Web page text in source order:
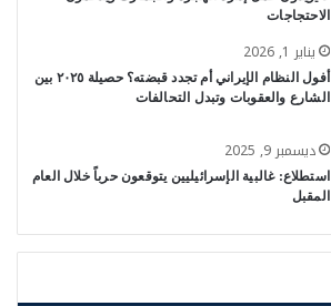
الاحتجاجات
يناير 1, 2026
أفول النظام الإيراني أم تجدد قبضته؟ حصيلة ٢٠٢٥ بين
الشارع والعقوبات وتبدل التحالفات
ديسمبر 9, 2025
استطلاع: غالبية الإسرائيليين يتوقعون حرباً خلال العام
المقبل